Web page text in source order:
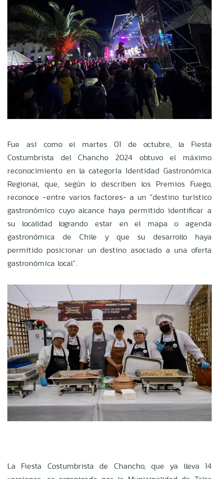
Fue así como el martes 01 de octubre, la Fiesta
Costumbrista del Chancho 2024 obtuvo el máximo
reconocimiento en la categoría Identidad Gastronómica
Regional, que, según lo describen los Premios Fuego,
reconoce -entre varios factores- a un “destino turístico
gastronómico cuyo alcance haya permitido identificar a
su localidad logrando estar en el mapa o agenda
gastronómica de Chile y que su desarrollo haya
permitido posicionar un destino asociado a una oferta
gastronómica local”.
La Fiesta Costumbrista de Chancho, que ya lleva 14